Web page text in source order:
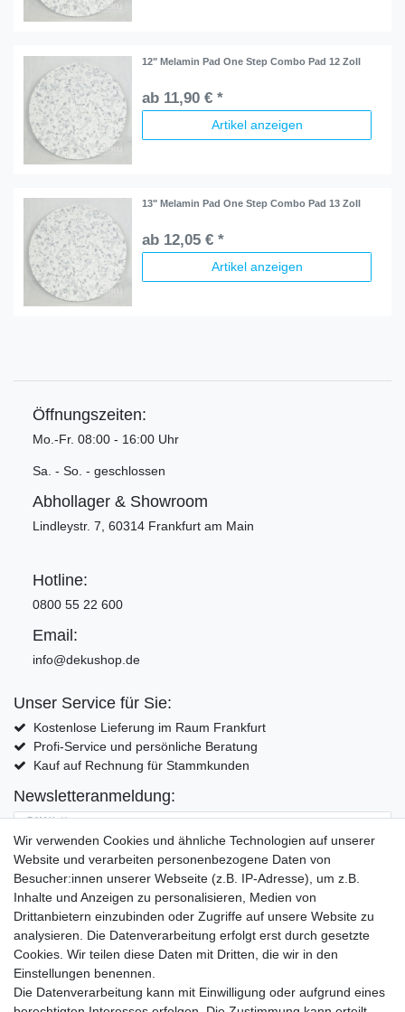
12" Melamin Pad One Step Combo Pad 12 Zoll
ab 11,90 € *
Artikel anzeigen
13" Melamin Pad One Step Combo Pad 13 Zoll
ab 12,05 € *
Artikel anzeigen
Öffnungszeiten:
Mo.-Fr. 08:00 - 16:00 Uhr
Sa. - So. - geschlossen
Abhollager & Showroom
Lindleystr. 7, 60314 Frankfurt am Main
Hotline:
0800 55 22 600
Email:
info@dekushop.de
Unser Service für Sie:
Kostenlose Lieferung im Raum Frankfurt
Profi-Service und persönliche Beratung
Kauf auf Rechnung für Stammkunden
Newsletteranmeldung:
E-MAIL **
Hiermit bestätige ich, dass ich die Daten­schutz­erklärung
Einwilligung kann ich jederzeit widerrufen.**
Abonnieren
** Hierbei handelt es sich um ein Pflichtfeld.
Widerrufs­recht Widerrufs­formular Impressum
Wir verwenden Cookies und ähnliche Technologien auf unserer
Website und verarbeiten personenbezogene Daten von
Besucher:innen unserer Webseite (z.B. IP-Adresse), um z.B.
Inhalte und Anzeigen zu personalisieren, Medien von
Drittanbietern einzubinden oder Zugriffe auf unsere Website zu
analysieren. Die Datenverarbeitung erfolgt erst durch gesetzte
Cookies. Wir teilen diese Daten mit Dritten, die wir in den
Einstellungen benennen.
Die Datenverarbeitung kann mit Einwilligung oder aufgrund eines